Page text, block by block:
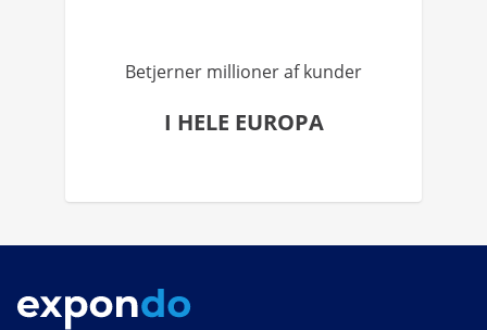
Betjerner millioner af kunder
I HELE EUROPA